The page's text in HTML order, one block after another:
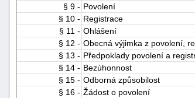
§ 9 - Povolení
§ 10 - Registrace
§ 11 - Ohlášení
§ 12 - Obecná výjimka z povolení,
§ 13 - Předpoklady povolení a
§ 14 - Bezúhonnost
§ 15 - Odborná způsobilost
§ 16 - Žádost o povolení